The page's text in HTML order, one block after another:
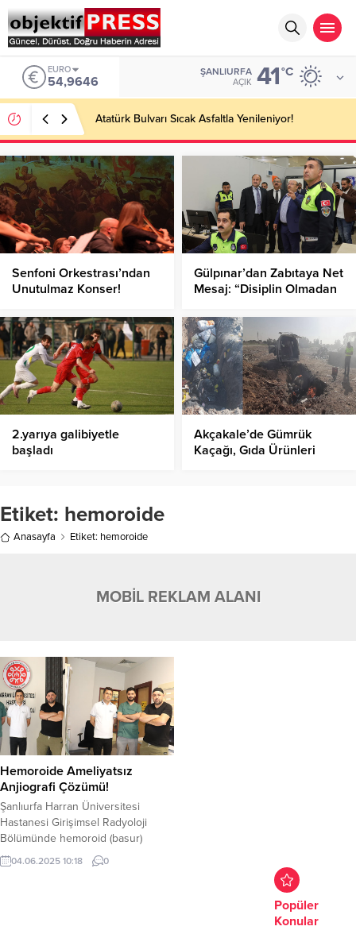
EURO
54,9646
ŞANLIURFA
AÇIK 41°C
Atatürk Bulvarı Sıcak Asfaltla Yenileniyor!
Senfoni Orkestrası’ndan
Unutulmaz Konser!
Gülpınar’dan Zabıtaya Net
Mesaj: “Disiplin Olmadan
2.yarıya galibiyetle
başladı
Akçakale’de Gümrük
Kaçağı, Gıda Ürünleri
Etiket: hemoroide
Anasayfa Etiket: hemoroide
MOBİL REKLAM ALANI
Hemoroide Ameliyatsız
Anjiografi Çözümü!
Şanlıurfa Harran Üniversitesi
Hastanesi Girişimsel Radyoloji
Bölümünde hemoroid (basur)
hastalığı artık anjiografi yöntemiyle
ameliyatsız olarak tedavi
04.06.2025 10:18 0
Popüler
Konular